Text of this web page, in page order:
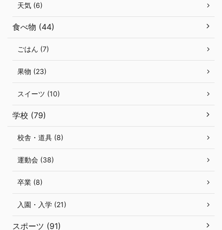
天気 (6)
食べ物 (44)
ごはん (7)
果物 (23)
スイーツ (10)
学校 (79)
校舎・道具 (8)
運動会 (38)
卒業 (8)
入園・入学 (21)
スポーツ (91)